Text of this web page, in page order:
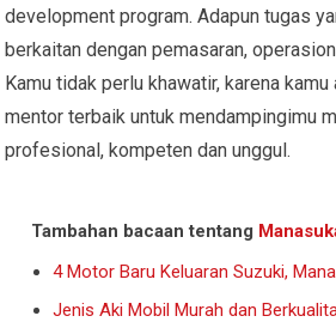
development program. Adapun tugas
berkaitan dengan pemasaran,
Kamu tidak perlu khawatir, karena
mentor terbaik untuk mendampingimu
profesional, kompeten dan unggul.
Tambahan bacaan tentang
4 Motor Baru Keluaran Suzuki,
Jenis Aki Mobil Murah dan